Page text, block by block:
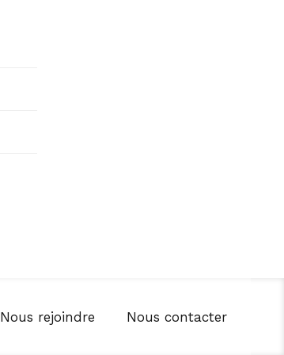
Nous rejoindre Nous contacter